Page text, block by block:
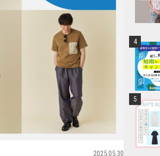
2025.05.30
4
5